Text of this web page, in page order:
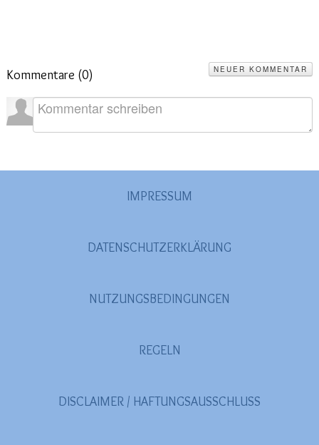
Kommentare (0) NEUER KOMMENTAR
IMPRESSUM
DATENSCHUTZERKLÄRUNG
NUTZUNGSBEDINGUNGEN
REGELN
DISCLAIMER / HAFTUNGSAUSSCHLUSS